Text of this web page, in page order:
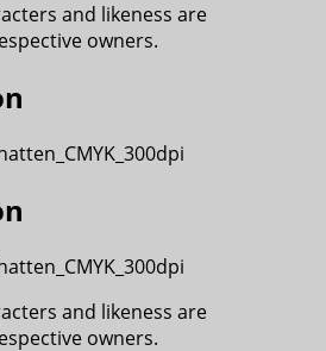
and likeness are
owners.
and likeness are
owners.